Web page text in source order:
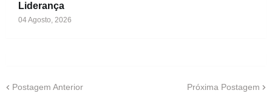
Liderança
04 Agosto, 2026
Postagem Anterior Próxima Postagem